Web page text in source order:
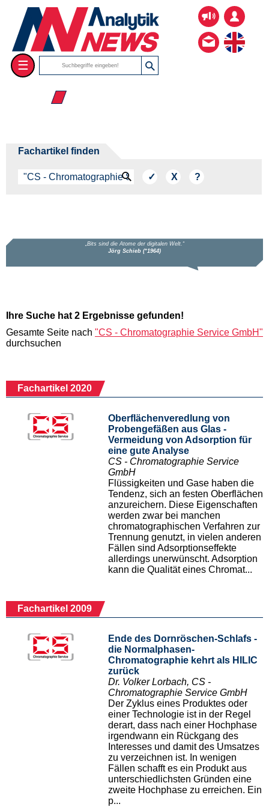
☰
☰ 2026
Fachartikel finden
Ihre Suche hat 2 Ergebnisse gefunden!
Gesamte Seite nach "CS - Chromatographie Service GmbH"
durchsuchen
Fachartikel 2020
Oberflächenveredlung von
Probengefäßen aus Glas -
Vermeidung von Adsorption für
eine gute Analyse
CS - Chromatographie Service
GmbH
Flüssigkeiten und Gase haben die
Tendenz, sich an festen Oberflächen
anzureichern. Diese Eigenschaften
werden zwar bei manchen
chromatographischen Verfahren zur
Trennung genutzt, in vielen anderen
Fällen sind Adsorptionseffekte
allerdings unerwünscht. Adsorption
kann die Qualität eines Chromat...
Fachartikel 2009
Ende des Dornröschen-Schlafs -
die Normalphasen-
Chromatographie kehrt als HILIC
zurück
Dr. Volker Lorbach, CS -
Chromatographie Service GmbH
Der Zyklus eines Produktes oder
einer Technologie ist in der Regel
derart, dass nach einer Hochphase
irgendwann ein Rückgang des
Interesses und damit des Umsatzes
zu verzeichnen ist. In wenigen
Fällen schafft es ein Produkt aus
unterschiedlichsten Gründen eine
zweite Hochphase zu erreichen. Ein
p...